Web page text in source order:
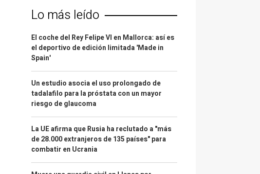
Lo más leído
El coche del Rey Felipe VI en Mallorca: así es
el deportivo de edición limitada 'Made in
Spain'
Un estudio asocia el uso prolongado de
tadalafilo para la próstata con un mayor
riesgo de glaucoma
La UE afirma que Rusia ha reclutado a "más
de 28.000 extranjeros de 135 países" para
combatir en Ucrania